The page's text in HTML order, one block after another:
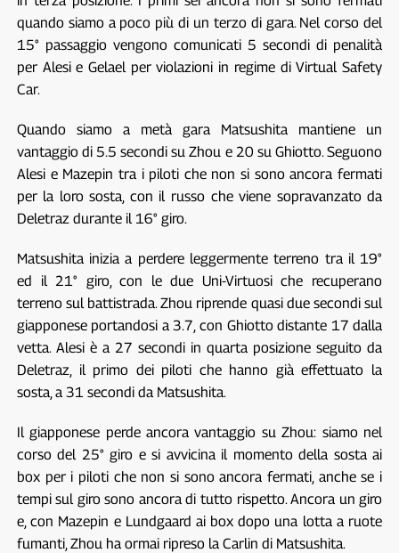
quando siamo a poco più di un terzo di gara. Nel corso del
15° passaggio vengono comunicati 5 secondi di penalità
per Alesi e Gelael per violazioni in regime di Virtual Safety
Car.
Quando siamo a metà gara Matsushita mantiene un
vantaggio di 5.5 secondi su Zhou e 20 su Ghiotto. Seguono
Alesi e Mazepin tra i piloti che non si sono ancora fermati
per la loro sosta, con il russo che viene sopravanzato da
Deletraz durante il 16° giro.
Matsushita inizia a perdere leggermente terreno tra il 19°
ed il 21° giro, con le due Uni-Virtuosi che recuperano
terreno sul battistrada. Zhou riprende quasi due secondi sul
giapponese portandosi a 3.7, con Ghiotto distante 17 dalla
vetta. Alesi è a 27 secondi in quarta posizione seguito da
Deletraz, il primo dei piloti che hanno già effettuato la
sosta, a 31 secondi da Matsushita.
Il giapponese perde ancora vantaggio su Zhou: siamo nel
corso del 25° giro e si avvicina il momento della sosta ai
box per i piloti che non si sono ancora fermati, anche se i
tempi sul giro sono ancora di tutto rispetto. Ancora un giro
e, con Mazepin e Lundgaard ai box dopo una lotta a ruote
fumanti, Zhou ha ormai ripreso la Carlin di Matsushita.